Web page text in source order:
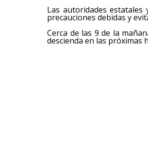
Las autoridades
precauciones debidas y
Cerca de las 9 de la
descienda en las próximas